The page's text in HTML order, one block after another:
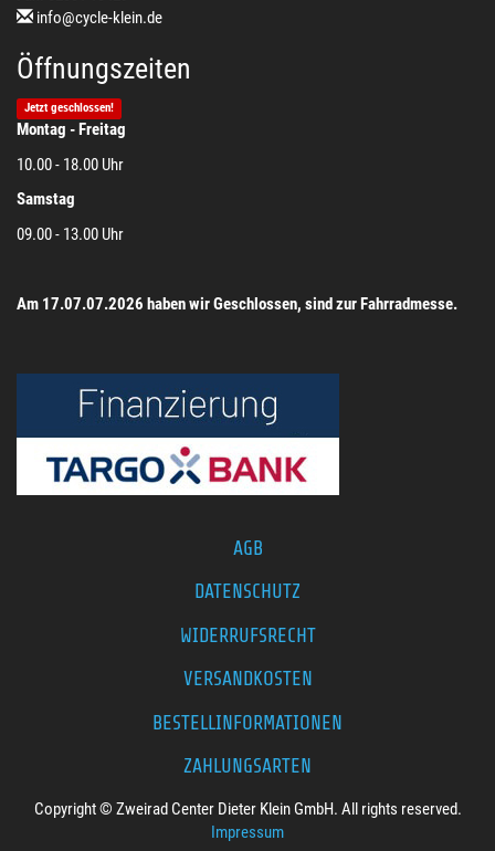
info@cycle-klein.de
Öffnungszeiten
Jetzt geschlossen!
Montag - Freitag
10.00 - 18.00 Uhr
Samstag
09.00 - 13.00 Uhr
Am 17.07.07.2026 haben wir Geschlossen, sind zur Fahrradmesse.
AGB
DATENSCHUTZ
WIDERRUFSRECHT
VERSANDKOSTEN
BESTELLINFORMATIONEN
ZAHLUNGSARTEN
Copyright © Zweirad Center Dieter Klein GmbH. All rights reserved.
Impressum